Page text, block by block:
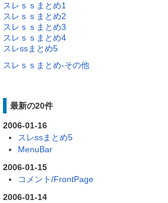
スレｓｓまとめ1
スレｓｓまとめ2
スレｓｓまとめ3
スレｓｓまとめ4
スレssまとめ5
スレｓｓまとめ-その他
最新の20件
2006-01-16
スレssまとめ5
MenuBar
2006-01-15
コメント/FrontPage
2006-01-14